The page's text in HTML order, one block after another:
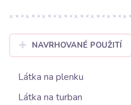
NAVRHOVANÉ POUŽITÍ
Látka na plenku
Látka na turban